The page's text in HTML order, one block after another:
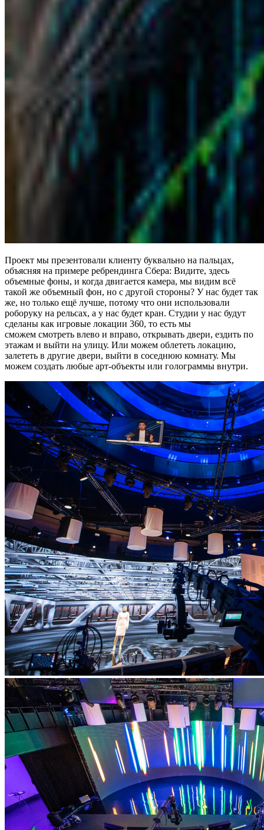
Проект мы презентовали клиенту буквально на пальцах,
объясняя на примере ребрендинга Сбера: Видите, здесь
объемные фоны, и когда двигается камера, мы видим всё
такой же объемный фон, но с другой стороны? У нас будет так
же, но только ещё лучше, потому что они использовали
роборуку на рельсах, а у нас будет кран. Студии у нас будут
сделаны как игровые локации 360, то есть мы
сможем смотреть влево и вправо, открывать двери, ездить по
этажам и выйти на улицу. Или можем облететь локацию,
залететь в другие двери, выйти в соседнюю комнату. Мы
можем создать любые арт-объекты или голограммы внутри.